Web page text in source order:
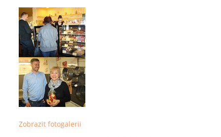
Zobrazit fotogalerii